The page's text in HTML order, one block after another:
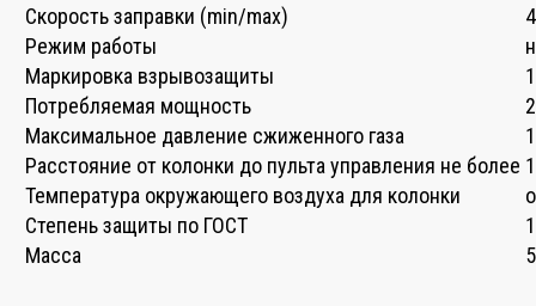
Скорость заправки (min/max)
Режим работы
Маркировка взрывозащиты
Потребляемая мощность
Максимальное давление сжиженного газа
Расстояние от колонки до пульта управления не более
Температура окружающего воздуха для колонки
Степень защиты по ГОСТ
Масса